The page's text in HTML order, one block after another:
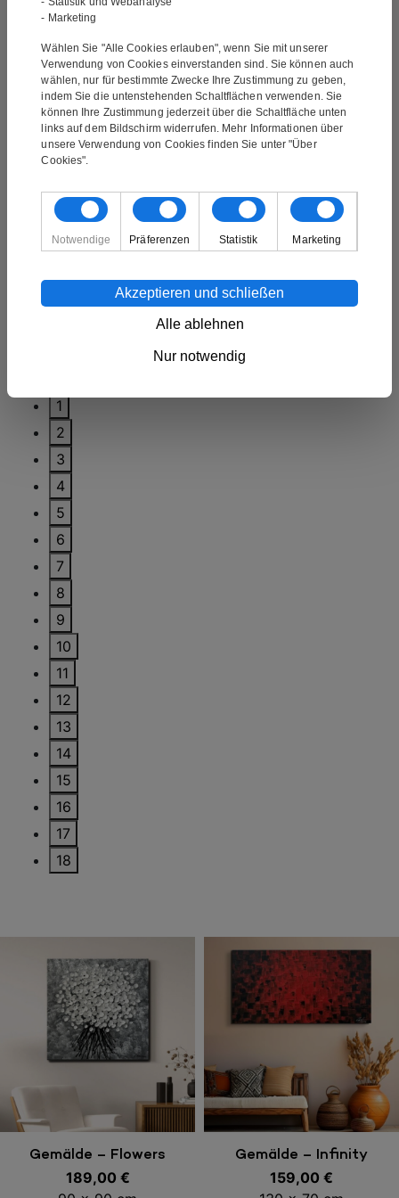
Sie uns unter info@mynewart.at
Bilder von unseren Kunden
1
2
3
4
5
6
7
8
9
10
11
12
13
14
15
16
17
18
In den Warenkorb
Gemälde – Flowers
189,00 €
In den Warenkorb
Gemälde – Infinity
159,00 €
- Marketing
Wählen Sie "Alle Cookies erlauben", wenn Sie mit unserer
Verwendung von Cookies einverstanden sind. Sie können auch
wählen, nur für bestimmte Zwecke Ihre Zustimmung zu geben,
indem Sie die untenstehenden Schaltflächen verwenden. Sie
können Ihre Zustimmung jederzeit über die Schaltfläche unten
links auf dem Bildschirm widerrufen. Mehr Informationen über
unsere Verwendung von Cookies finden Sie unter "Über
Cookies".
Notwendige Präferenzen Statistik Marketing
Alle ablehnen
Nur notwendig
Akzeptieren und schließen